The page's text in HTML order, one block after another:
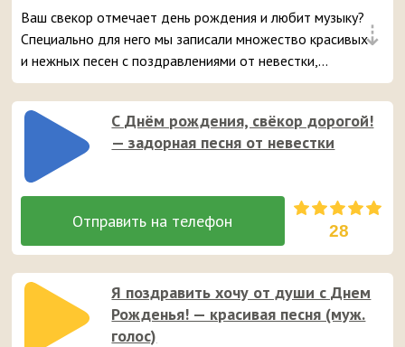
⇣
Ваш свекор отмечает день рождения и любит музыку?
Специально для него мы записали множество красивых
и нежных песен с поздравлениями от невестки,
которые можно отправить на мобильный телефон
имениннику.
С Днём рождения, свёкор дорогой!
— задорная песня от невестки
28
Я поздравить хочу от души с Днем
Рожденья! — красивая песня (муж.
голос)